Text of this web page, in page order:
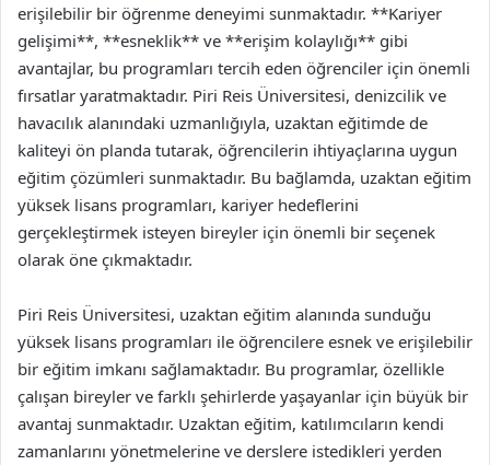
erişilebilir bir öğrenme deneyimi sunmaktadır. **Kariyer
gelişimi**, **esneklik** ve **erişim kolaylığı** gibi
avantajlar, bu programları tercih eden öğrenciler için önemli
fırsatlar yaratmaktadır. Piri Reis Üniversitesi, denizcilik ve
havacılık alanındaki uzmanlığıyla, uzaktan eğitimde de
kaliteyi ön planda tutarak, öğrencilerin ihtiyaçlarına uygun
eğitim çözümleri sunmaktadır. Bu bağlamda, uzaktan eğitim
yüksek lisans programları, kariyer hedeflerini
gerçekleştirmek isteyen bireyler için önemli bir seçenek
olarak öne çıkmaktadır.
Piri Reis Üniversitesi, uzaktan eğitim alanında sunduğu
yüksek lisans programları ile öğrencilere esnek ve erişilebilir
bir eğitim imkanı sağlamaktadır. Bu programlar, özellikle
çalışan bireyler ve farklı şehirlerde yaşayanlar için büyük bir
avantaj sunmaktadır. Uzaktan eğitim, katılımcıların kendi
zamanlarını yönetmelerine ve derslere istedikleri yerden